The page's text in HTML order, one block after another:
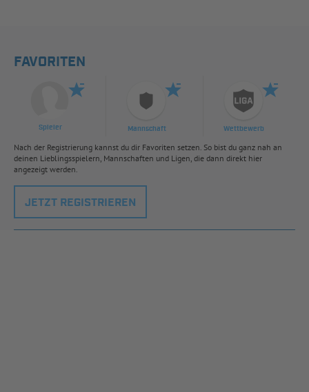
FAVORITEN
Spieler Mannschaft Wettbewerb
Nach der Registrierung kannst du dir Favoriten setzen. So bist du ganz nah an
deinen Lieblingsspielern, Mannschaften und Ligen, die dann direkt hier
angezeigt werden.
JETZT REGISTRIEREN